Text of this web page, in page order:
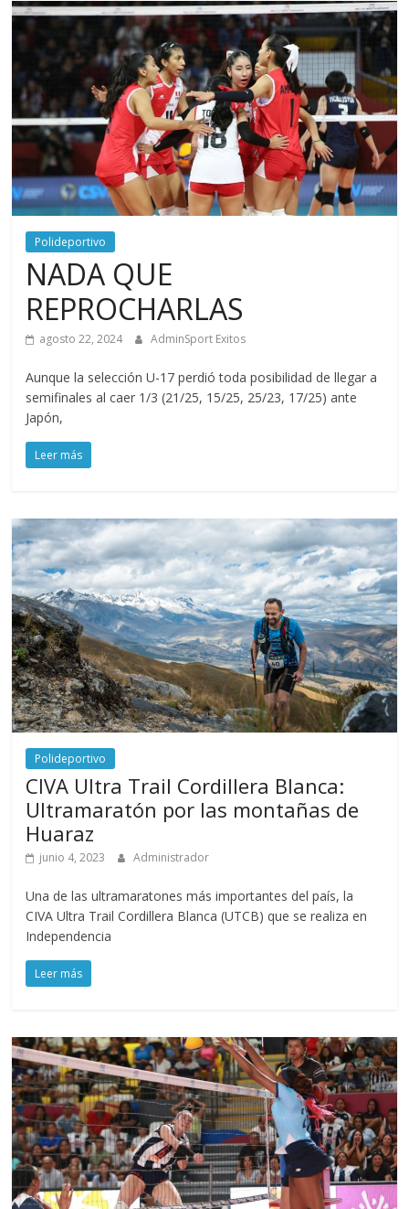
Polideportivo
NADA QUE
REPROCHARLAS
agosto 22, 2024 AdminSport Exitos
Aunque la selección U-17 perdió toda posibilidad de llegar a
semifinales al caer 1/3 (21/25, 15/25, 25/23, 17/25) ante
Japón,
Leer más
Polideportivo
CIVA Ultra Trail Cordillera Blanca:
Ultramaratón por las montañas de
Huaraz
junio 4, 2023 Administrador
Una de las ultramaratones más importantes del país, la
CIVA Ultra Trail Cordillera Blanca (UTCB) que se realiza en
Independencia
Leer más